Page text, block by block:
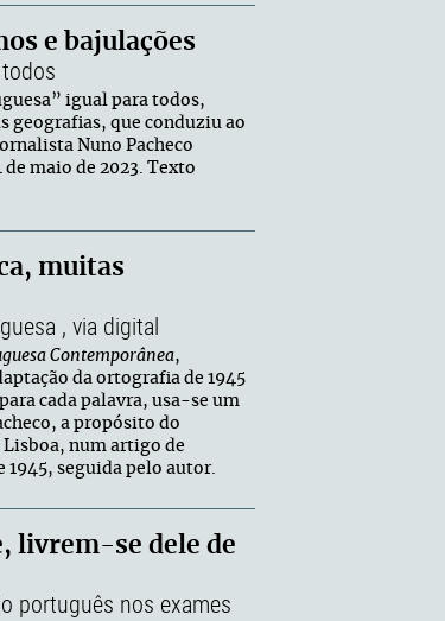
e bajulações
igual para todos,
geografias, que conduziu ao
Nuno Pacheco
de maio de 2023. Texto
muitas
, via digital
Contemporânea,
da ortografia de 1945
cada palavra, usa-se um
a propósito do
num artigo de
1945, seguida pelo autor.
livrem-se dele de
português nos exames